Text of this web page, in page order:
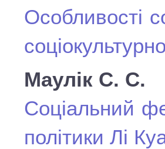
Особливості
Маулік С. С.
Соціальний
політики Лі